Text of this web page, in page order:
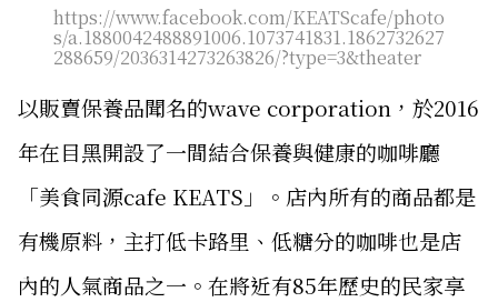
https://www.facebook.com/KEATScafe/photo
s/a.1880042488891006.1073741831.1862732627
288659/2036314273263826/?type=3&theater
以販賣保養品聞名的wave corporation，於2016
年在目黑開設了一間結合保養與健康的咖啡廳
「美食同源cafe KEATS」。店內所有的商品都是
有機原料，主打低卡路里、低糖分的咖啡也是店
內的人氣商品之一。在將近有85年歷史的民家享